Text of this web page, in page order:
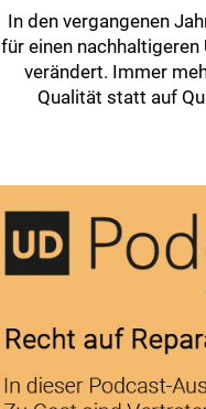
In den vergangenen
für einen
verändert. Immer
Qualität statt auf